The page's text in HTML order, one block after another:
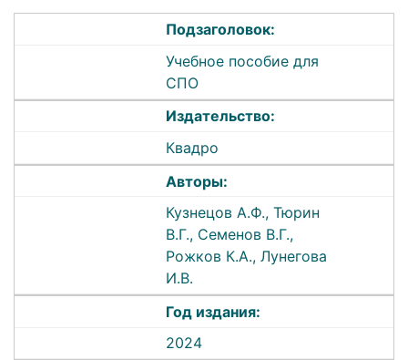
Подзаголовок:
Учебное пособие для
СПО
Издательство:
Квадро
Авторы:
Кузнецов А.Ф., Тюрин
В.Г., Семенов В.Г.,
Рожков К.А., Лунегова
И.В.
Год издания:
2024